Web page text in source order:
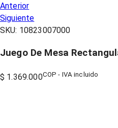
Anterior
Siguiente
SKU: 10823007000
Juego De Mesa
$ 1.369.000COP - IVA incluido